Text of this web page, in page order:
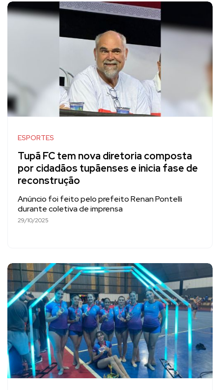
ESPORTES
Tupã FC tem nova diretoria composta
por cidadãos tupãenses e inicia fase de
reconstrução
Anúncio foi feito pelo prefeito Renan Pontelli
durante coletiva de imprensa
29/10/2025